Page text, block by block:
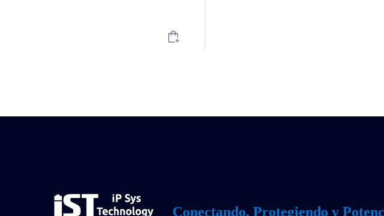
Conectando, Protegiendo y